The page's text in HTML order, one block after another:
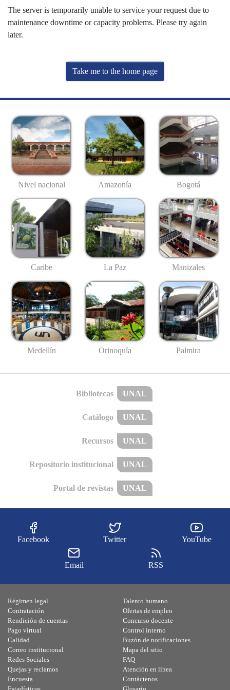
The server is temporarily unable to service your request due to
maintenance downtime or capacity problems. Please try again
later.
Take me to the home page
Nivel nacional Amazonía Bogotá
Caribe La Paz Manizales
Medellín Orinoquía Palmira
Bibliotecas UNAL
Catálogo UNAL
Recursos UNAL
Repositorio institucional UNAL
Portal de revistas UNAL
Facebook Twitter YouTube
Email RSS
Régimen legal
Contratación
Rendición de cuentas
Pago virtual
Calidad
Talento humano
Ofertas de empleo
Concurso docente
Control interno
Buzón de notificaciones
Correo institucional
Redes Sociales
Quejas y reclamos
Encuesta
Mapa del sitio
FAQ
Atención en línea
Contáctenos